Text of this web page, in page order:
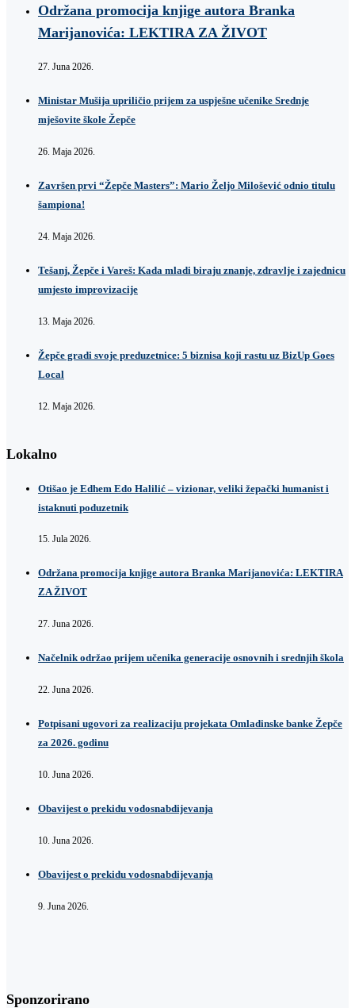
Održana promocija knjige autora Branka
Marijanovića: LEKTIRA ZA ŽIVOT
27. Juna 2026.
Ministar Mušija upriličio prijem za uspješne učenike Srednje
mješovite škole Žepče
26. Maja 2026.
Završen prvi “Žepče Masters”: Mario Željo Milošević odnio titulu
šampiona!
24. Maja 2026.
Tešanj, Žepče i Vareš: Kada mladi biraju znanje, zdravlje i zajednicu
umjesto improvizacije
13. Maja 2026.
Žepče gradi svoje preduzetnice: 5 biznisa koji rastu uz BizUp Goes
Local
12. Maja 2026.
Lokalno
Otišao je Edhem Edo Halilić – vizionar, veliki žepački humanist i
istaknuti poduzetnik
15. Jula 2026.
Održana promocija knjige autora Branka Marijanovića: LEKTIRA
ZA ŽIVOT
27. Juna 2026.
Načelnik održao prijem učenika generacije osnovnih i srednjih škola
22. Juna 2026.
Potpisani ugovori za realizaciju projekata Omladinske banke Žepče
za 2026. godinu
10. Juna 2026.
Obavijest o prekidu vodosnabdijevanja
10. Juna 2026.
Obavijest o prekidu vodosnabdijevanja
9. Juna 2026.
Sponzorirano